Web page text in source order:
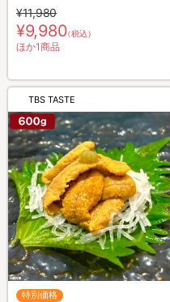
¥11,980
¥9,980（税込）
ほか1商品
TBS TASTE
特別価格